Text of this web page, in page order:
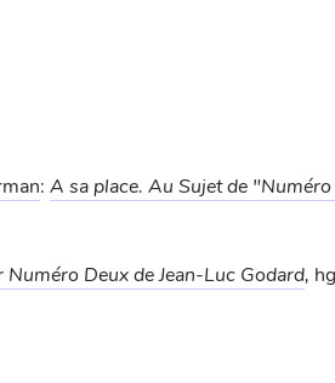
: A sa place. Au Sujet de
Deux de Jean-Luc Godard,